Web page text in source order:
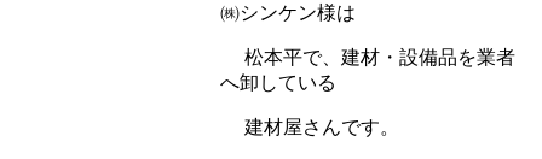
㈱シンケン様は
松本平で、建材・設備品を業者
へ卸している
建材屋さんです。